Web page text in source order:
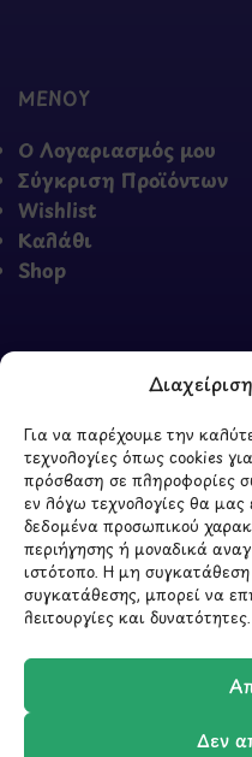
Για να παρέχουμε την
τεχνολογίες όπως cookies
πρόσβαση σε πληροφορίες
εν λόγω τεχνολογίες θα
δεδομένα προσωπικού
περιήγησης ή μοναδικά
ιστότοπο. Η μη
συγκατάθεσης, μπορεί να
λειτουργίες και δυνατότητες.
Δεν
ΜΕΝΟΥ
Ο Λογαριασμός μου
Σύγκριση Προϊόντων
Wishlist
Καλάθι
Shop
ΣΧΕΤΙΚΑ ΜΕ ΕΜΑΣ
Σχετικά με εμάς
Επικοινωνία
ΥΠΟΓΡΑΦΗ 2026 -